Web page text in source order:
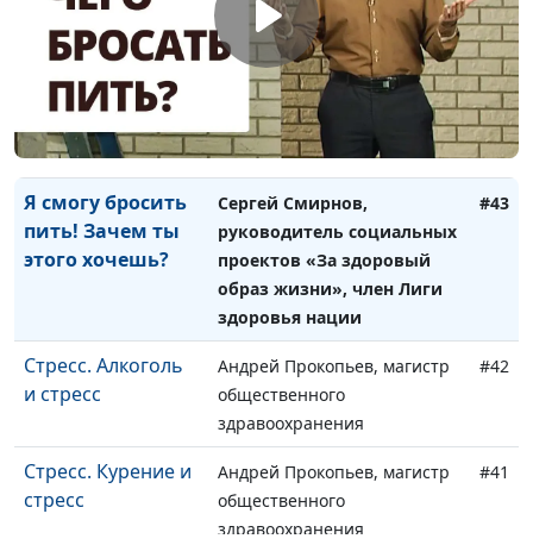
Я смогу бросить
пить! Стану ли я
алкоголиком?
Сергей Смирнов,
руководитель социальных
проектов «За здоровый
образ жизни», член Лиги
здоровья нации
#44
Я смогу бросить
пить! Зачем ты
этого хочешь?
Сергей Смирнов,
руководитель социальных
проектов «За здоровый
образ жизни», член Лиги
здоровья нации
#43
Стресс. Алкоголь
и стресс
Андрей Прокопьев, магистр
общественного
здравоохранения
#42
Стресс. Курение и
стресс
Андрей Прокопьев, магистр
общественного
здравоохранения
#41